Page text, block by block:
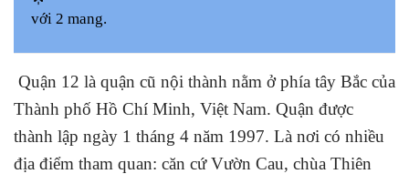
với 2 mang.
Quận 12 là quận cũ nội thành nằm ở phía tây Bắc của
Thành phố Hồ Chí Minh, Việt Nam. Quận được
thành lập ngày 1 tháng 4 năm 1997. Là nơi có nhiều
địa điểm tham quan: căn cứ Vườn Cau, chùa Thiên